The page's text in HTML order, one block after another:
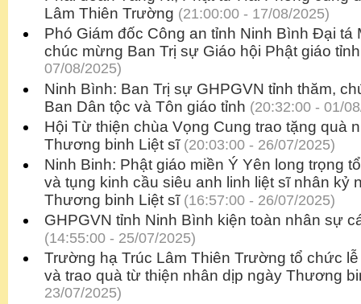
Lâm Thiên Trường (21:00:00 - 17/08/2025)
Phó Giám đốc Công an tỉnh Ninh Bình Đại tá
chúc mừng Ban Trị sự Giáo hội Phật giáo
07/08/2025)
Ninh Bình: Ban Trị sự GHPGVN tỉnh thăm,
Ban Dân tộc và Tôn giáo tỉnh (20:32:00 - 01/
Hội Từ thiện chùa Vọng Cung trao tặng quà
Thương binh Liệt sĩ(20:03:00 - 26/07/2025)
Ninh Binh: Phật giáo miền Ý Yên long trọng
và tụng kinh cầu siêu anh linh liệt sĩ nhân kỷ
Thương binh Liệt sĩ(16:57:00 - 26/07/2025)
GHPGVN tỉnh Ninh Bình kiện toàn nhân sự
(14:55:00 - 25/07/2025)
Trường hạ Trúc Lâm Thiên Trường tổ chức
và trao quà từ thiện nhân dịp ngày Thương
23/07/2025)